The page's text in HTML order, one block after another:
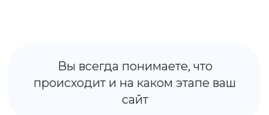
Онлайн-школам — для сайтов-
воронок и курсов